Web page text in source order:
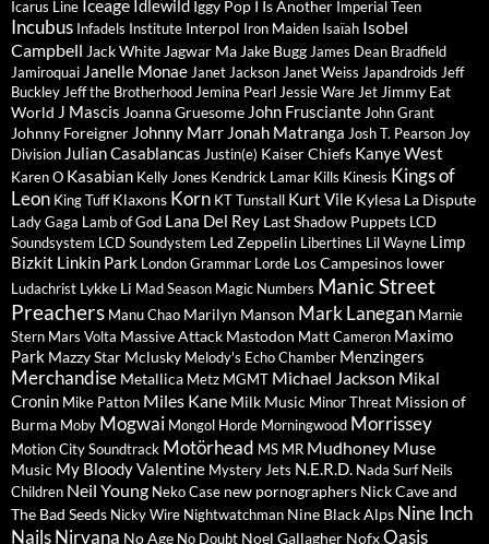
Icarus Line Iceage Idlewild Iggy Pop I Is Another Imperial Teen
Incubus Infadels Institute Interpol Iron Maiden Isaïah Isobel
Campbell Jack White Jagwar Ma Jake Bugg James Dean Bradfield
Jamiroquai Janelle Monae Janet Jackson Janet Weiss Japandroids Jeff
Buckley Jeff the Brotherhood Jemina Pearl Jessie Ware Jet Jimmy Eat
World J Mascis Joanna Gruesome John Frusciante John Grant
Johnny Foreigner Johnny Marr Jonah Matranga Josh T. Pearson Joy
Division Julian Casablancas Justin(e) Kaiser Chiefs Kanye West
Karen O Kasabian Kelly Jones Kendrick Lamar Kills Kinesis Kings of
Leon King Tuff Klaxons Korn KT Tunstall Kurt Vile Kylesa La Dispute
Lady Gaga Lamb of God Lana Del Rey Last Shadow Puppets LCD
Soundsystem LCD Soundystem Led Zeppelin Libertines Lil Wayne Limp
Bizkit Linkin Park London Grammar Lorde Los Campesinos lower
Ludachrist Lykke Li Mad Season Magic Numbers Manic Street
Preachers Manu Chao Marilyn Manson Mark Lanegan Marnie
Stern Mars Volta Massive Attack Mastodon Matt Cameron Maximo
Park Mazzy Star Mclusky Melody's Echo Chamber Menzingers
Merchandise Metallica Metz MGMT Michael Jackson Mikal
Cronin Mike Patton Miles Kane Milk Music Minor Threat Mission of
Burma Moby Mogwai Mongol Horde Morningwood Morrissey
Motion City Soundtrack Motörhead MS MR Mudhoney Muse
Music My Bloody Valentine Mystery Jets N.E.R.D. Nada Surf Neils
Children Neil Young Neko Case new pornographers Nick Cave and
The Bad Seeds Nicky Wire Nightwatchman Nine Black Alps Nine Inch
Nails Nirvana No Age No Doubt Noel Gallagher NofxOasis